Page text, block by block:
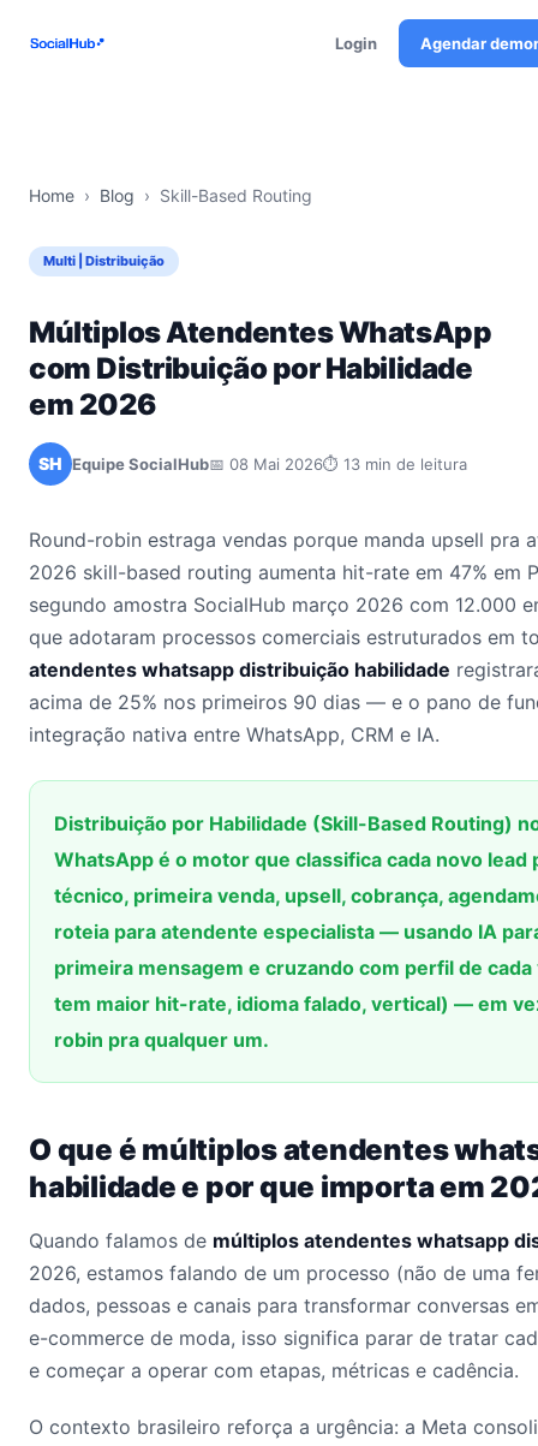
Login Agendar
Home › Blog › Skill-Based Routing
Multi | Distribuição
Múltiplos Atendentes WhatsApp
com Distribuição por Habilidade
em 2026
SH Equipe SocialHub📅 08 Mai 2026⏱ 13 min de leitura
Round-robin estraga vendas porque manda upsell pra
2026 skill-based routing aumenta hit-rate em 47% em
segundo amostra SocialHub março 2026 com 12.000
que adotaram processos comerciais estruturados em
atendentes whatsapp distribuição habilidade
acima de 25% nos primeiros 90 dias — e o pano de
integração nativa entre WhatsApp, CRM e IA.
Distribuição por Habilidade (Skill-Based Routing)
WhatsApp é o motor que classifica cada novo
técnico, primeira venda, upsell, cobrança,
roteia para atendente especialista — usando IA
primeira mensagem e cruzando com perfil de
tem maior hit-rate, idioma falado, vertical) — em
robin pra qualquer um.
O que é múltiplos atendentes
habilidade e por que importa em
Quando falamos de múltiplos atendentes whatsapp
2026, estamos falando de um processo (não de uma
dados, pessoas e canais para transformar conversas
e-commerce de moda, isso significa parar de tratar
e começar a operar com etapas, métricas e cadência.
O contexto brasileiro reforça a urgência: a Meta